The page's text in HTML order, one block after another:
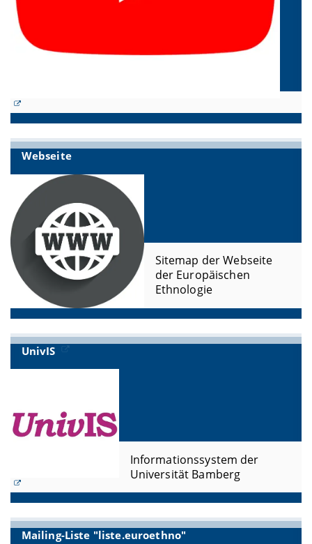
Webseite
Sitemap der Webseite
der Europäischen
Ethnologie
UnivIS
Informationssystem der
Universität Bamberg
Mailing-Liste "liste.euroethno"